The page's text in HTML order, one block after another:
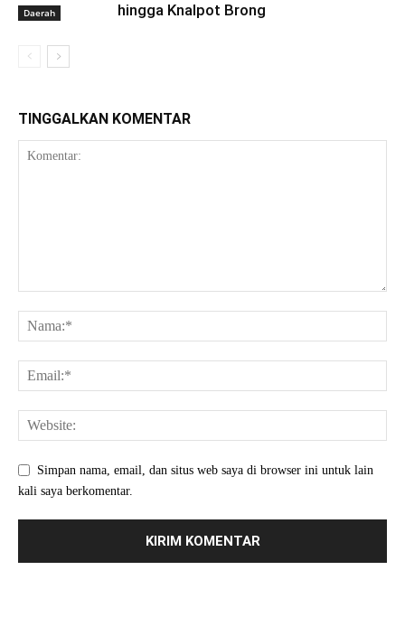
Daerah
hingga Knalpot Brong
TINGGALKAN KOMENTAR
Simpan nama, email, dan situs web saya di browser ini untuk lain
kali saya berkomentar.